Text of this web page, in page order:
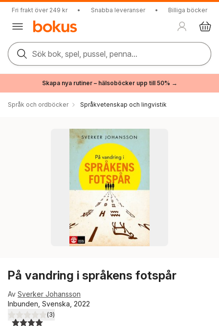
Fri frakt över 249 kr • Snabba leveranser • Billiga böcker
Sök bok, spel, pussel, penna...
Skapa nya rutiner – hälsoböcker upp till 50% →
Språk och ordböcker Språkvetenskap och lingvistik
På vandring i språkens fotspår
Av Sverker Johansson
Inbunden, Svenska, 2022
4,0utav 5 stjärnor. Totalt antal röster:
(3)